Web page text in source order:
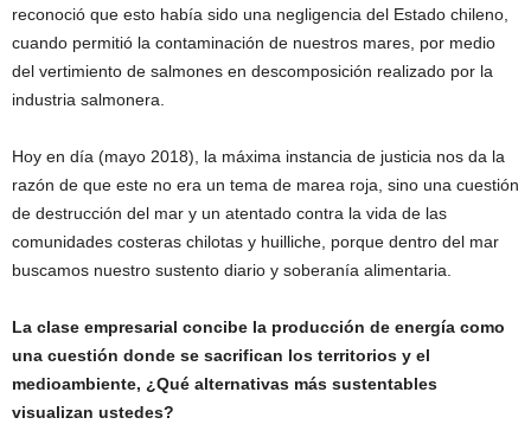
reconoció que esto había sido una negligencia del Estado chileno,
cuando permitió la contaminación de nuestros mares, por medio
del vertimiento de salmones en descomposición realizado por la
industria salmonera.
Hoy en día (mayo 2018), la máxima instancia de justicia nos da la
razón de que este no era un tema de marea roja, sino una cuestión
de destrucción del mar y un atentado contra la vida de las
comunidades costeras chilotas y huilliche, porque dentro del mar
buscamos nuestro sustento diario y soberanía alimentaria.
La clase empresarial concibe la producción de energía como
una cuestión donde se sacrifican los territorios y el
medioambiente, ¿Qué alternativas más sustentables
visualizan ustedes?